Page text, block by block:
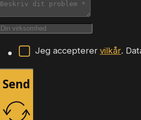
Jeg accepterer vilkår.
Send